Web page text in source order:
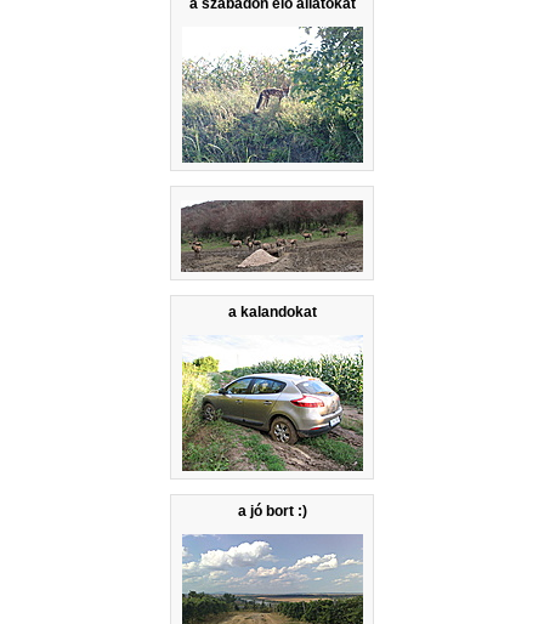
a szabadon élő állatokat
a kalandokat
a jó bort :)